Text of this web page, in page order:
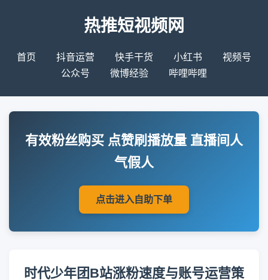
热推短视频网
首页 抖音运营 快手干货 小红书
视频号
公众号
微博经验 哔哩哔哩
有效粉丝购买 点赞刷播放量 直播间人
气假人
点击进入自助下单
时代少年团B站涨粉速度与账号运营策